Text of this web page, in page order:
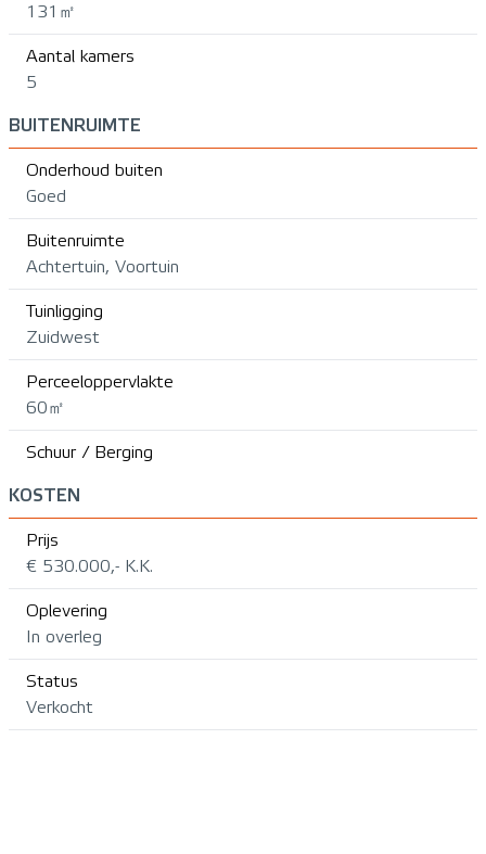
131㎡
Aantal kamers
5
BUITENRUIMTE
Onderhoud buiten
Goed
Buitenruimte
Achtertuin, Voortuin
Tuinligging
Zuidwest
Perceeloppervlakte
60㎡
Schuur / Berging
KOSTEN
Prijs
€ 530.000,- K.K.
Oplevering
In overleg
Status
Verkocht